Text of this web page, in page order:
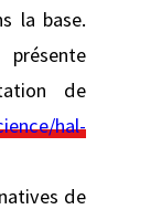
la base.
de
hal-
de